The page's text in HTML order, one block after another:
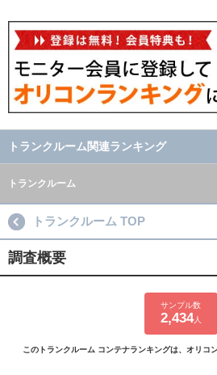
トランクルーム関連ランキング
トランクルーム
トランクルーム TOP
調査概要
サンプル数
2,434人
このトランクルーム コンテナランキングは、オリコ